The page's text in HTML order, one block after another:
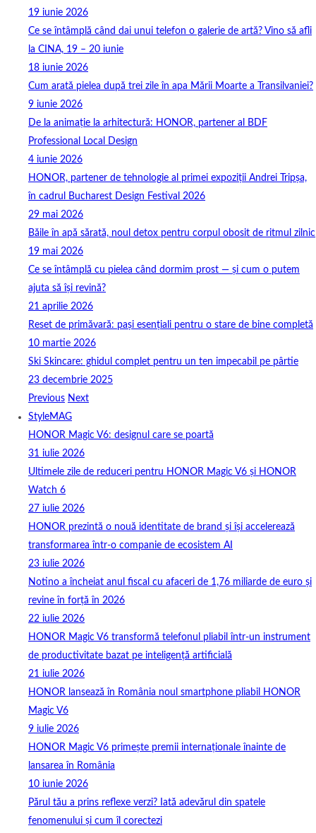
19 iunie 2026
Ce se întâmplă când dai unui telefon o galerie de artă? Vino să afli
la CINA, 19 – 20 iunie
18 iunie 2026
Cum arată pielea după trei zile în apa Mării Moarte a Transilvaniei?
9 iunie 2026
De la animație la arhitectură: HONOR, partener al BDF
Professional Local Design
4 iunie 2026
HONOR, partener de tehnologie al primei expoziții Andrei Tripșa,
în cadrul Bucharest Design Festival 2026
29 mai 2026
Băile în apă sărată, noul detox pentru corpul obosit de ritmul zilnic
19 mai 2026
Ce se întâmplă cu pielea când dormim prost — și cum o putem
ajuta să își revină?
21 aprilie 2026
Reset de primăvară: pași esențiali pentru o stare de bine completă
10 martie 2026
Ski Skincare: ghidul complet pentru un ten impecabil pe pârtie
23 decembrie 2025
Previous Next
StyleMAG
HONOR Magic V6: designul care se poartă
31 iulie 2026
Ultimele zile de reduceri pentru HONOR Magic V6 și HONOR
Watch 6
27 iulie 2026
HONOR prezintă o nouă identitate de brand și își accelerează
transformarea într-o companie de ecosistem AI
23 iulie 2026
Notino a încheiat anul fiscal cu afaceri de 1,76 miliarde de euro și
revine în forță în 2026
22 iulie 2026
HONOR Magic V6 transformă telefonul pliabil într-un instrument
de productivitate bazat pe inteligență artificială
21 iulie 2026
HONOR lansează în România noul smartphone pliabil HONOR
Magic V6
9 iulie 2026
HONOR Magic V6 primește premii internaționale înainte de
lansarea în România
10 iunie 2026
Părul tău a prins reflexe verzi? Iată adevărul din spatele
fenomenului și cum îl corectezi